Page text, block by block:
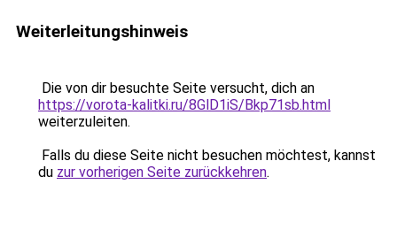
Weiterleitungshinweis
Die von dir besuchte Seite versucht, dich an
https://vorota-kalitki.ru/8GlD1iS/Bkp71sb.html
weiterzuleiten.
Falls du diese Seite nicht besuchen möchtest, kannst
du zur vorherigen Seite zurückkehren.